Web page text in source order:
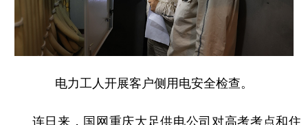
电力工人开展客户侧用电安全检查。
连日来，国网重庆大足供电公司对高考考点和住